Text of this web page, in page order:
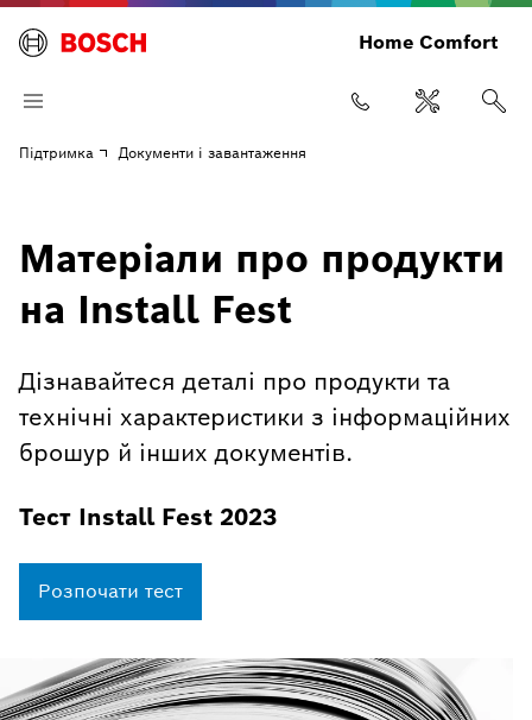
Home Comfort
Підтримка Документи і завантаження
Матеріали про продукти
на Install Fest
Дізнавайтеся деталі про продукти та
технічні характеристики з інформаційних
брошур й інших документів.
Тест Install Fest 2023
Розпочати тест